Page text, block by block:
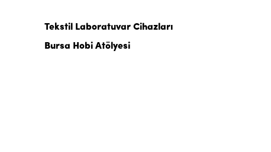
Tekstil Laboratuvar Cihazları
Bursa Hobi Atölyesi